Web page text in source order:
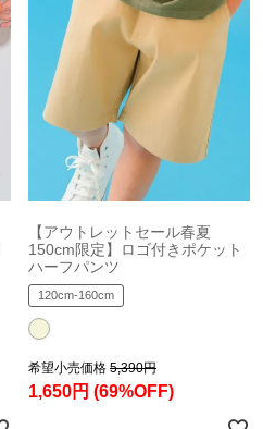
【アウトレットセール春夏
150cm限定】ロゴ付きポケット
ハーフパンツ
120cm-160cm
希望小売価格 5,390円
1,650円 (69%OFF)